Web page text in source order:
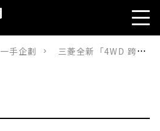
一手企劃 三菱全新「4WD 跨界 SUV」上市！ 搭載其他車款少見的「豪華內裝」，還有「3 排 7 人座」配置真的超厲害！透過「全新設計」進一步提升便利性，並配備滿滿的「舒適機能與安全配備」。這就是「Outlander PHEV」的頂級版本，到底有多強？